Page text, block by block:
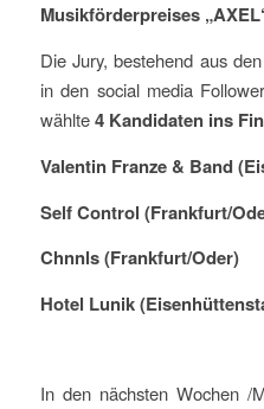
Musikförderpreises
Die Jury, bestehend aus
in den social media
wählte4 Kandidaten ins
Valentin Franze & Band
Self Control (Frankfurt/
Chnnls (Frankfurt/Oder)
Hotel Lunik
In den nächsten Wochen /